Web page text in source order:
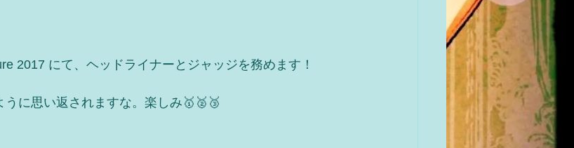
2017 にて、ヘッドライナーとジャッジを務めます！
に思い返されますな。楽しみ🥇🥈🥉